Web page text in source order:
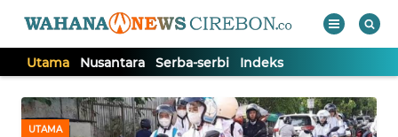
Utama Nusantara Serba-serbi Indeks
UTAMA
TV
Tutup